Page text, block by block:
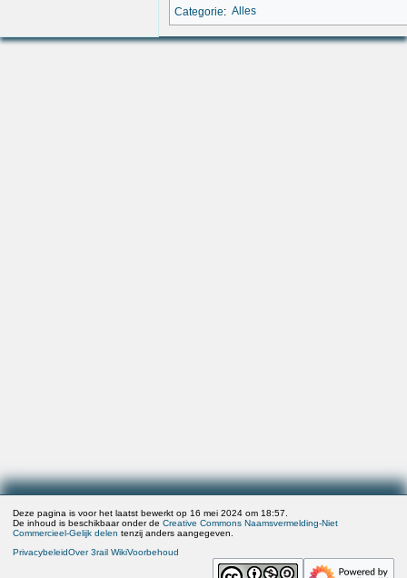
Categorie: Alles
Deze pagina is voor het laatst bewerkt op 16 mei 2024 om 18:57.
De inhoud is beschikbaar onder deCreative Commons Naamsvermelding-Niet
Commercieel-Gelijk delen tenzij anders aangegeven.
PrivacybeleidOver 3rail WikiVoorbehoud